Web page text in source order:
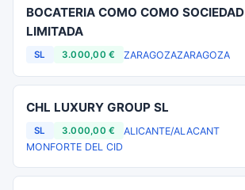
BOCATERIA COMO COMO SOCIEDAD
LIMITADA
SL 3.000,00 € ZARAGOZAZARAGOZA
CHL LUXURY GROUP SL
SL 3.000,00 €
ALICANTE/ALACANT
MONFORTE DEL CID